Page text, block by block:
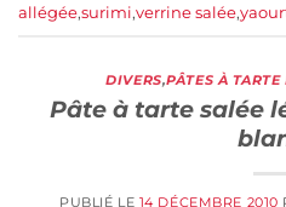
allégée,surimi,verrine salée,
DIVERS,PÂTES À TARTE
Pâte à tarte salée
PUBLIÉ LE 14 DÉCEMBRE 2010